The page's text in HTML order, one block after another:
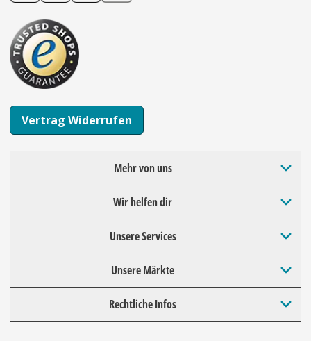
Vertrag Widerrufen
Mehr von uns
Wir helfen dir
Unsere Services
Unsere Märkte
Rechtliche Infos